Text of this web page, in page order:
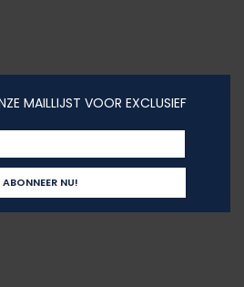
MAILLIJST VOOR EXCLUSIEF